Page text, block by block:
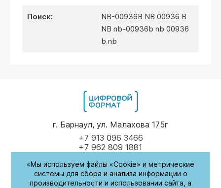
поиск:
NB-00936B NB 00936 B
NB nb-00936b nb 00936
b nb
+7 913 096 3466
+7 962 809 1881
г. Барнаул, ул. Малахова 175г
Пн-Пт 9.00 - 17.00
«Мы используем файлы «Cookie» и метрические
системы для сбора и анализа информации о
производительности и использовании сайта, а